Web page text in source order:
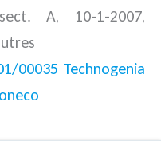
A, 10-1-2007,
00035 Technogenia